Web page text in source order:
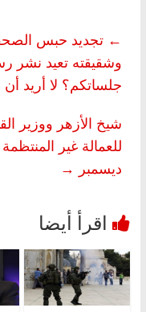
←
وشقيقته تعيد نشر
جلساتكم؟ لا أريد أن
للعمالة غير
ديسمبر →